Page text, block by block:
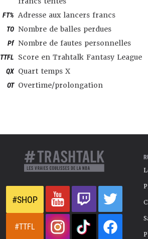
FT% Adresse aux lancers francs
TO Nombre de balles perdues
Pf Nombre de fautes personnelles
TTFL Score en Trahtalk Fantasy League
QX Quart temps X
OT Overtime/prolongation
#SHOP
#TTFL